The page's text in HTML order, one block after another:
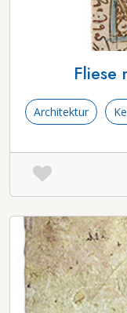
Fliese
Architektur